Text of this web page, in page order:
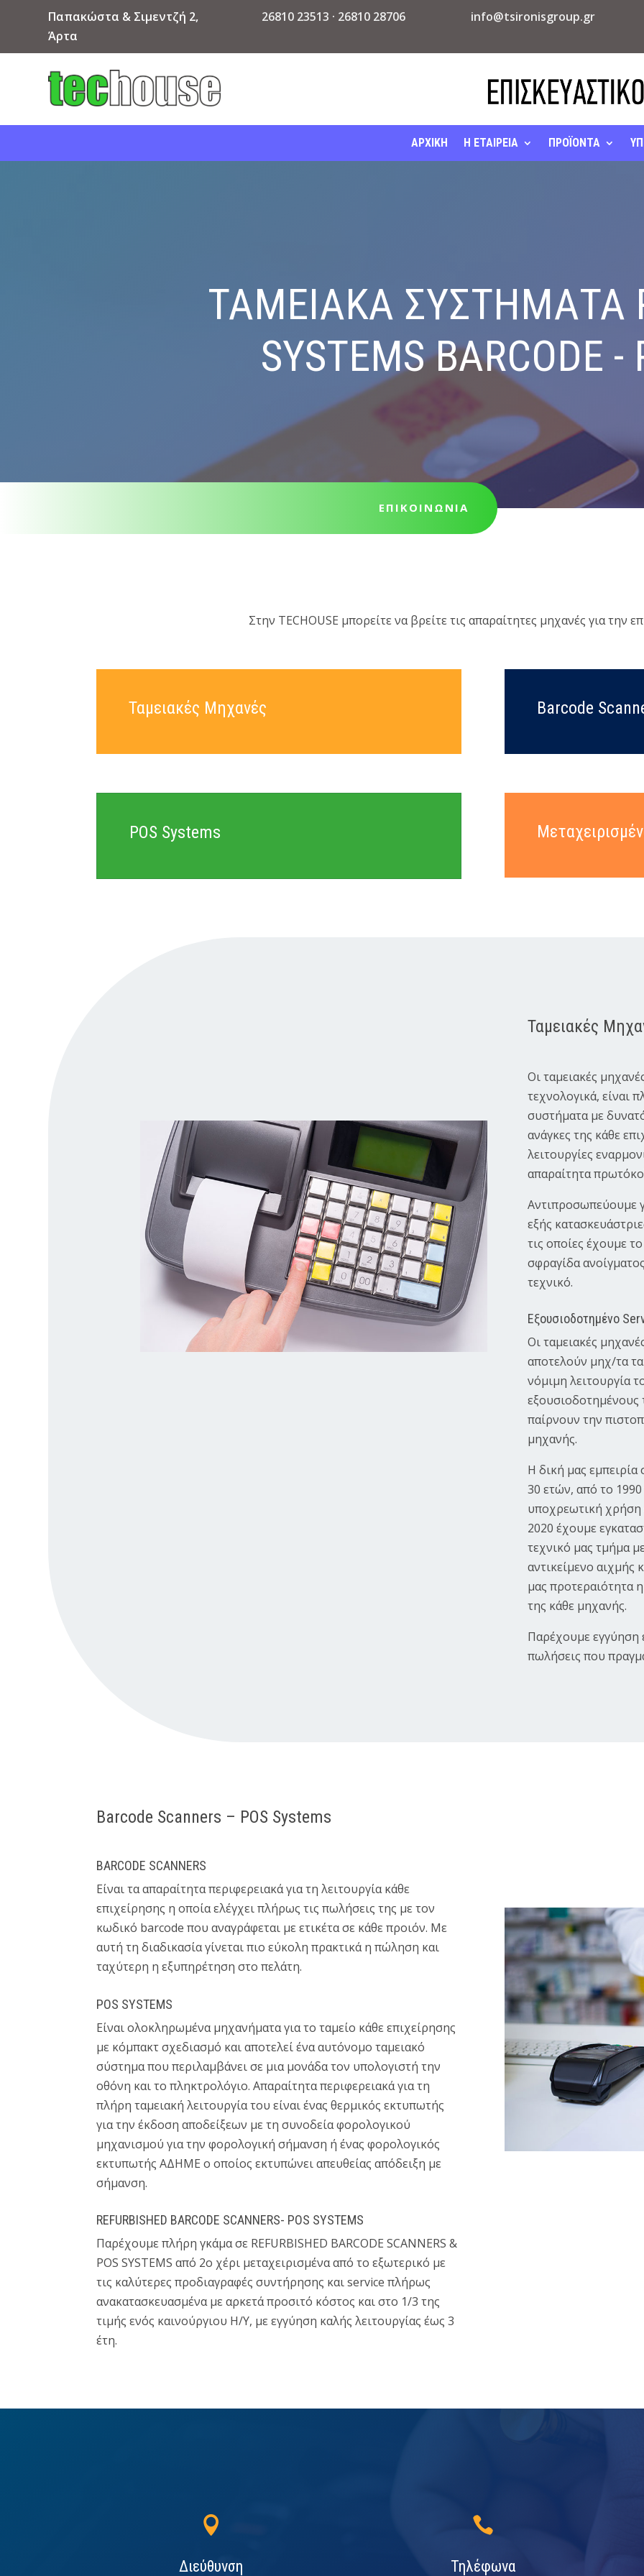
Παπακώστα & Σιμεντζή 2,
Άρτα
26810 23513 · 26810 28706 info@tsironisgroup.gr
ΑΡΧΙΚΗ Η ΕΤΑΙΡΕΙΑ ΠΡΟΪΟΝΤΑ
ΤΑΜΕΙΑΚΑ ΣΥΣΤΗΜΑΤΑ
SYSTEMS BARCODE -
ΕΠΙΚΟΙΝΩΝΙΑ
Στην TECHOUSE μπορείτε να βρείτε τις απαραίτητες μηχανές για την
Ταμειακές Μηχανές Barcode
POS Systems
Ταμειακές
Οι ταμειακές
τεχνολογικά, είναι
συστήματα με
ανάγκες της κάθε
λειτουργίες
απαραίτητα
Αντιπροσωπεύουμε
εξής
τις οποίες έχουμε
σφραγίδα
τεχνικό.
Εξουσιοδοτημένο
Oι ταμειακές
αποτελούν μηχ/τα τα
νόμιμη λειτουργία
εξουσιοδοτημένους
παίρνουν την
μηχανής.
Η δική μας
30 ετών, από το
υποχρεωτική χρήση
2020 έχουμε
τεχνικό μας τμήμα
αντικείμενο αιχμής
μας προτεραιότητα
της κάθε μηχανής.
Παρέχουμε εγγύηση
πωλήσεις που
Barcode Scanners – POS Systems
BARCODE SCANNERS
Eίναι τα απαραίτητα περιφερειακά για τη λειτουργία κάθε
επιχείρησης η οποία ελέγχει πλήρως τις πωλήσεις της με τον
κωδικό barcode που αναγράφεται με ετικέτα σε κάθε προιόν. Με
αυτή τη διαδικασία γίνεται πιο εύκολη πρακτικά η πώληση και
ταχύτερη η εξυπηρέτηση στο πελάτη.
POS SYSTEMS
Eίναι ολοκληρωμένα μηχανήματα για το ταμείο κάθε επιχείρησης
με κόμπακτ σχεδιασμό και αποτελεί ένα αυτόνομο ταμειακό
σύστημα που περιλαμβάνει σε μια μονάδα τον υπολογιστή την
οθόνη και το πληκτρολόγιο. Απαραίτητα περιφερειακά για τη
πλήρη ταμειακή λειτουργία του είναι ένας θερμικός εκτυπωτής
για την έκδοση αποδείξεων με τη συνοδεία φορολογικού
μηχανισμού για την φορολογική σήμανση ή ένας φορολογικός
εκτυπωτής ΑΔΗΜΕ ο οποίος εκτυπώνει απευθείας απόδειξη με
σήμανση.
REFURBISHED BARCODE SCANNERS- POS SYSTEMS
Παρέχουμε πλήρη γκάμα σε REFURBISHED BARCODE SCANNERS &
POS SYSTEMS από 2ο χέρι μεταχειρισμένα από το εξωτερικό με
τις καλύτερες προδιαγραφές συντήρησης και service πλήρως
ανακατασκευασμένα με αρκετά προσιτό κόστος και στο 1/3 της
τιμής ενός καινούργιου Η/Υ, με εγγύηση καλής λειτουργίας έως 3
έτη.

Διεύθυνση

Τηλέφωνα